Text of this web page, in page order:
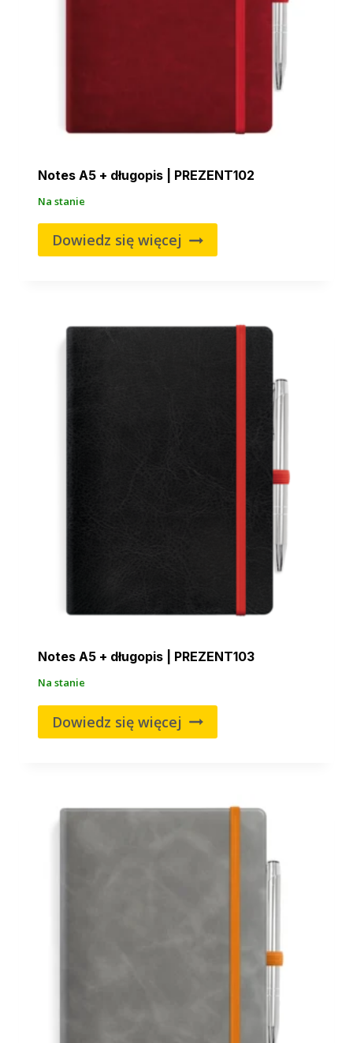
Notes A5 + długopis | PREZENT102
Na stanie
Dowiedz się więcej
Notes A5 + długopis | PREZENT103
Na stanie
Dowiedz się więcej